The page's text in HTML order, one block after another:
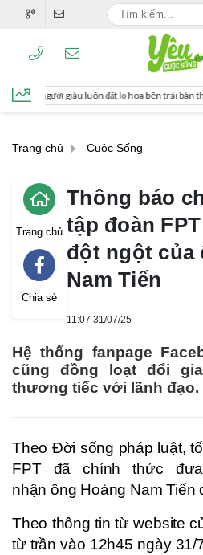
lọ hoa bên trái bàn thờ, nếu đặt bên phải thì
Trang chủ Cuộc Sống
Trang chủ
Chia sẻ
Thông báo
tập đoàn
đột ngột của
Nam Tiến
11:07 31/07/25
Hệ thống fanpage
cũng đồng loạt đổi
thương tiếc với lãnh đạo.
Theo Đời sống pháp luật,
FPT đã chính thức
nhận ông Hoàng Nam Tiến
Theo thông tin từ website
từ trần vào 12h45 ngày